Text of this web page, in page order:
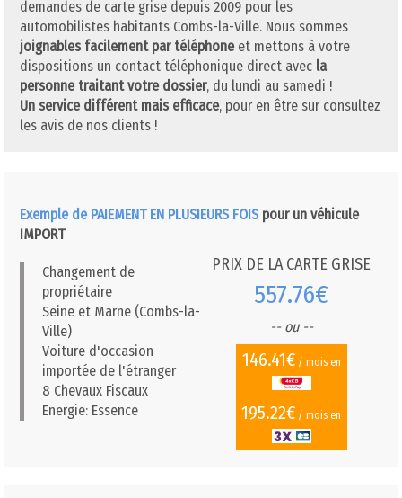
demandes de carte grise depuis 2009 pour les
automobilistes habitants Combs-la-Ville. Nous sommes
joignables facilement par téléphone et mettons à votre
dispositions un contact téléphonique direct avec la
personne traitant votre dossier, du lundi au samedi !
Un service différent mais efficace, pour en être sur consultez
les avis de nos clients !
Exemple de PAIEMENT EN PLUSIEURS FOIS pour un véhicule
IMPORT
Changement de
propriétaire
Seine et Marne (Combs-la-
Ville)
Voiture d'occasion
importée de l'étranger
8 Chevaux Fiscaux
Energie: Essence
PRIX DE LA CARTE GRISE
557.76€
-- ou --
146.41€/ mois en
195.22€ / mois en